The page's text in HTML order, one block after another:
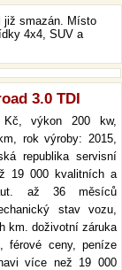
již smazán. Místo
4x4, SUV a
3.0 TDI
výkon 200 kw,
rok výroby: 2015,
republika servisní
19 000 kvalitních a
až 36 měsíců
stav vozu,
km. doživotní záruka
férové ceny, peníze
více než 19 000